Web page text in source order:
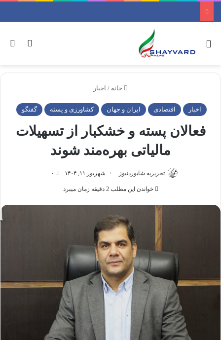
ورود
خانه / اخبار
اخبار اقتصادی ایران و جهان کشاورزی و پسته گفتگو
فعالان پسته و خشکبار از تسهیلات
مالیاتی بهره‌مند شوند
تحریریه شایوردنیوز شهریور ۱۱, ۱۴۰۴ ۰
خواندن این مطلب 2 دقیقه زمان میبرد